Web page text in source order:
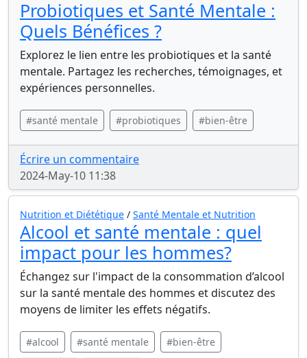
Probiotiques et Santé Mentale :
Quels Bénéfices ?
Explorez le lien entre les probiotiques et la santé
mentale. Partagez les recherches, témoignages, et
expériences personnelles.
#santé mentale #probiotiques #bien-être
Écrire un commentaire
2024-May-10 11:38
Nutrition et Diététique / Santé Mentale et Nutrition
Alcool et santé mentale : quel
impact pour les hommes?
Échangez sur l'impact de la consommation d’alcool
sur la santé mentale des hommes et discutez des
moyens de limiter les effets négatifs.
#alcool #santé mentale #bien-être